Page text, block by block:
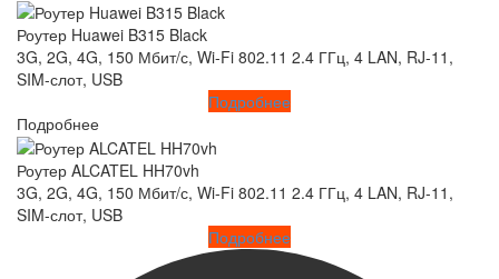
Роутер Huawei B315 Black
3G, 2G, 4G, 150 Мбит/с, Wi-Fi 802.11 2.4 ГГц, 4 LAN, RJ-11,
SIM-слот, USB
Подробнее
Подробнее
Роутер ALCATEL HH70vh
3G, 2G, 4G, 150 Мбит/с, Wi-Fi 802.11 2.4 ГГц, 4 LAN, RJ-11,
SIM-слот, USB
Подробнее